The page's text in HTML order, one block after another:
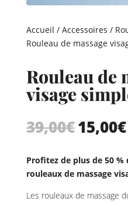
Accueil / Accessoires /
Rouleau de massage
Rouleau de
visage
39,00€ Le
initial
était :
39,00€.
15,00€
Profitez de plus de 50
rouleaux de massage
Les rouleaux de massage